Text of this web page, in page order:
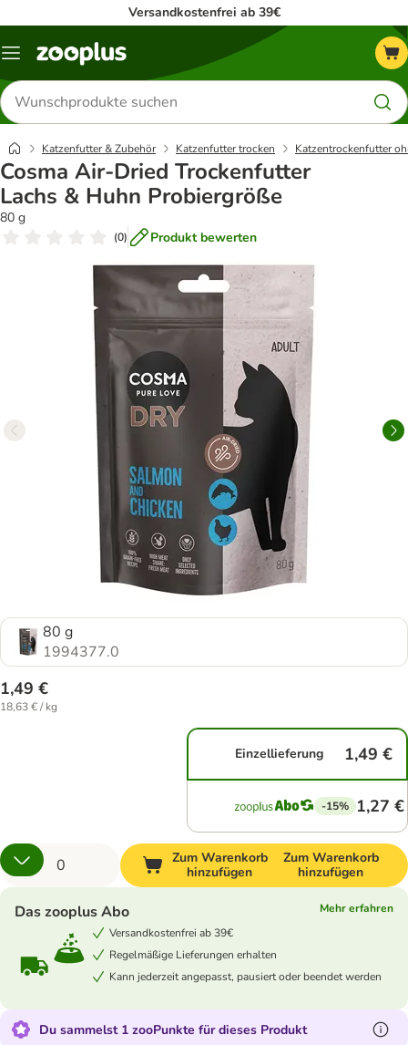
Versandkostenfrei ab 39€
Menü
Produkte
suchen
Katzenfutter & Zubehör Katzenfutter trocken Katzentrockenfutter
Cosma Air-Dried Trockenfutter
Lachs & Huhn Probiergröße
80 g
(0) Produkt bewerten
80 g
1994377.0
1,49 €
18,63 € / kg
Einzellieferung 1,49 €
-15% 1,27 €
Zum Warenkorb
hinzufügen
Zum Warenkorb
hinzufügen
Das zooplus Abo
Mehr erfahren
Versandkostenfrei ab 39€
Regelmäßige Lieferungen erhalten
Kann jederzeit angepasst, pausiert oder beendet werden
Du sammelst 1 zooPunkte für dieses Produkt